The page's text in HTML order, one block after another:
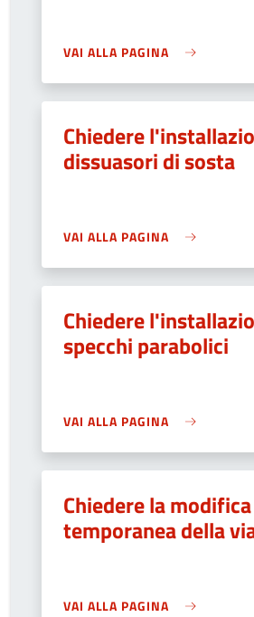
VAI ALLA PAGINA
Chiedere
dissuasori di sosta
VAI ALLA PAGINA
Chiedere
specchi parabolici
VAI ALLA PAGINA
Chiedere la modifica
temporanea della
VAI ALLA PAGINA